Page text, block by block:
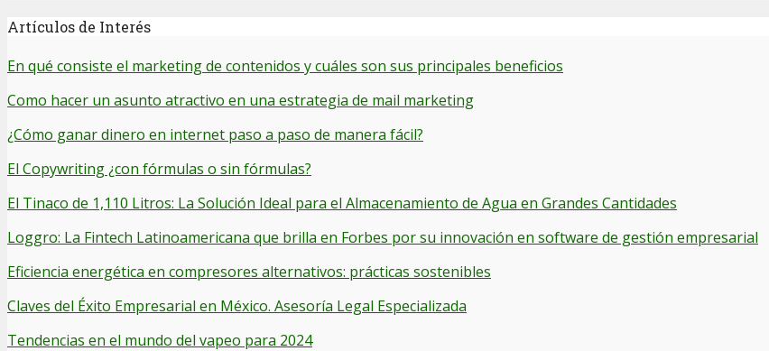
Artículos de Interés
En qué consiste el marketing de contenidos y cuáles son sus principales beneficios
Como hacer un asunto atractivo en una estrategia de mail marketing
¿Cómo ganar dinero en internet paso a paso de manera fácil?
El Copywriting ¿con fórmulas o sin fórmulas?
El Tinaco de 1,110 Litros: La Solución Ideal para el Almacenamiento de Agua en Grandes Cantidades
Loggro: La Fintech Latinoamericana que brilla en Forbes por su innovación en software de gestión empresarial
Eficiencia energética en compresores alternativos: prácticas sostenibles
Claves del Éxito Empresarial en México. Asesoría Legal Especializada
Tendencias en el mundo del vapeo para 2024